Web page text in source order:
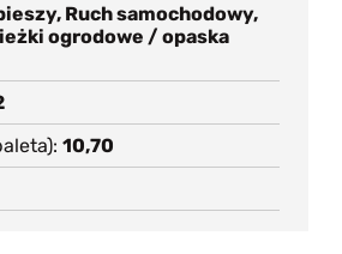
Ruch samochodowy,
ogrodowe / opaska
10,70